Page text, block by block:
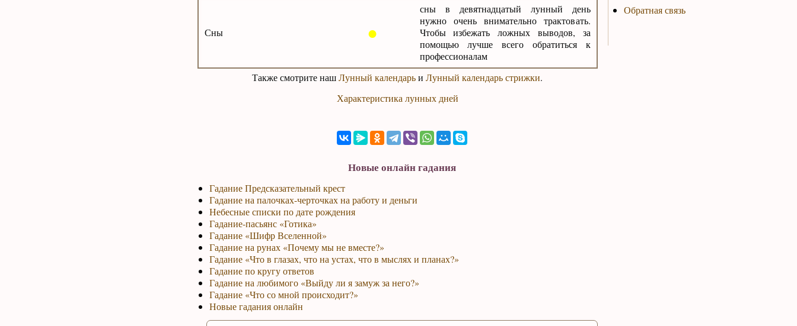
Сны ●
сны в девятнадцатый лунный день
нужно очень внимательно трактовать.
Чтобы избежать ложных выводов, за
помощью лучше всего обратиться к
профессионалам
Также смотрите нашЛунный календарьи Лунный календарь стрижки.
Характеристика лунных дней
Новые онлайн гадания
Гадание Предсказательный крест
Гадание на палочках-черточках на работу и деньги
Небесные списки по дате рождения
Гадание-пасьянс «Готика»
Гадание «Шифр Вселенной»
Гадание на рунах «Почему мы не вместе?»
Гадание «Что в глазах, что на устах, что в мыслях и планах?»
Гадание по кругу ответов
Гадание на любимого «Выйду ли я замуж за него?»
Гадание «Что со мной происходит?»
Новые гадания онлайн
Обратная связь